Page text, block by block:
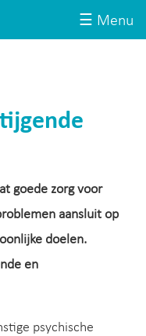
☰ Menu
goede zorg voor
aansluit op
doelen.
en
psychische